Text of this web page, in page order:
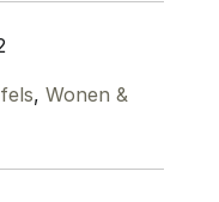
, Wonen &